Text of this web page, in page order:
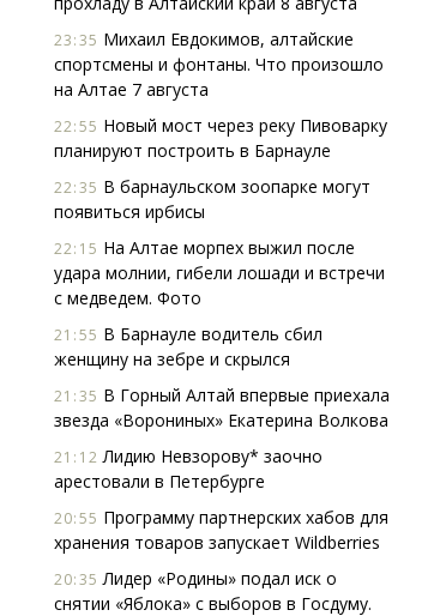
23:35 Михаил Евдокимов, алтайские
спортсмены и фонтаны. Что произошло
на Алтае 7 августа
22:55 Новый мост через реку Пивоварку
планируют построить в Барнауле
22:35 В барнаульском зоопарке могут
появиться ирбисы
22:15 На Алтае морпех выжил после
удара молнии, гибели лошади и встречи
с медведем. Фото
21:55 В Барнауле водитель сбил
женщину на зебре и скрылся
21:35 В Горный Алтай впервые приехала
звезда «Ворониных» Екатерина Волкова
21:12 Лидию Невзорову* заочно
арестовали в Петербурге
20:55 Программу партнерских хабов для
хранения товаров запускает Wildberries
20:35 Лидер «Родины» подал иск о
снятии «Яблока» с выборов в Госдуму.